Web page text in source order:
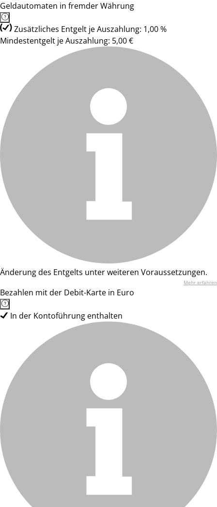
Geldautomaten in fremder Währung
Zusätzliches Entgelt je Auszahlung: 1,00 %
Mindestentgelt je Auszahlung: 5,00 €
Änderung des Entgelts unter weiteren Voraussetzungen.
Mehr erfahren
Bezahlen mit der Debit-Karte in Euro
In der Kontoführung enthalten